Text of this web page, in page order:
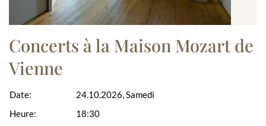
Concerts à la Maison Mozart de
Vienne
Date:
Heure:
24.10.2026, Samedi
18:30